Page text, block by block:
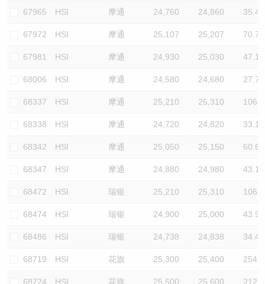
67965 HSI 摩通 24,760 24,860 35.4
67972 HSI 摩通 25,107 25,207 70.7
67981 HSI 摩通 24,930 25,030 47.1
68006 HSI 摩通 24,580 24,680 27.7
68337 HSI 摩通 25,210 25,310 106.1
68338 HSI 摩通 24,720 24,820 33.1
68342 HSI 摩通 25,050 25,150 60.6
68347 HSI 摩通 24,880 24,980 43.1
68472 HSI 瑞银 25,210 25,310 106.1
68474 HSI 瑞银 24,900 25,000 43.9
68486 HSI 瑞银 24,738 24,838 34.4
68719 HSI 花旗 25,300 25,400 254.5
68724 HSI 花旗 25,500 25,600 212.1